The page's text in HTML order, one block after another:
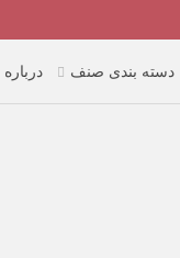
دسته بندی صنف درباره